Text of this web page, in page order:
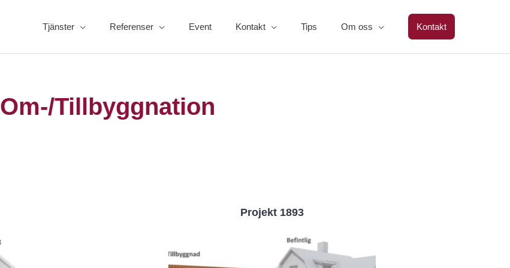
Tjänster Referenser Event Kontakt Tips Om oss Kontakt
Om-/Tillbyggnation
Projekt 1893